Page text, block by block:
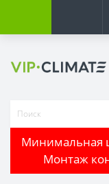
Минимальная
Монтаж